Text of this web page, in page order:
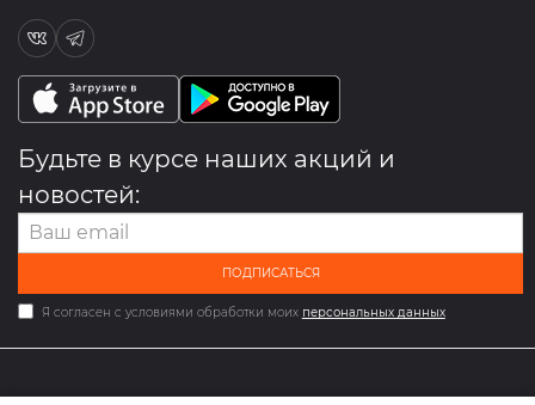
Будьте в курсе наших акций и
новостей:
ПОДПИСАТЬСЯ
Я согласен с условиями обработки моих персональных данных